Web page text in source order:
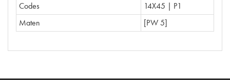
Codes
14X45 | P1
Maten
[PW 5]